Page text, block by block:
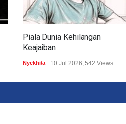
Piala Dunia Kehilangan
Keajaiban
Nyekhita 10 Jul 2026, 542 Views